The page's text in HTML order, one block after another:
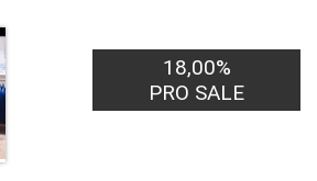
18,00%
PRO SALE